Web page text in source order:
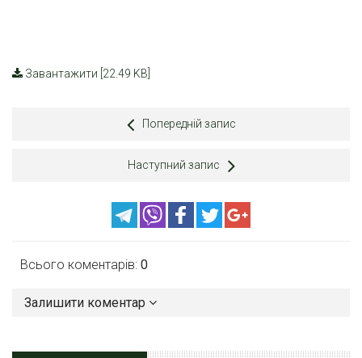
Завантажити [22.49 KB]
Попередній запис
Наступний запис
Всього коментарів: 0
Залишити коментар